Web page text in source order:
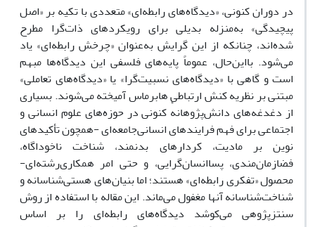
در دوران کنونی، «دیدگاه‌های رابطه‌ای» متعددی با تکیه بر «اصل
پیچیدگی» به‌منزله بدیلی برای رویکردهای ذات‌گرا مطرح
شده‌اند، چنان­که از این گرایش به‌عنوان «چرخش رابطه‌ای» یاد
می‌شود. بااین‌حال، عموماً پایه‌های فلسفی این دیدگاه‌ها مبهم
است و گاهی با «دیدگاه‌های نسبیت‌گرا» یا «دیدگاه‌های تعاملی»
مبتنی بر نظریه کنش ارتباطی هابرماس آمیخته می‌شوند. بسیاری
از دغدغه‌های دانش‌پژوهانهٔ کنونی در حوزه‌های علوم انسانی و
اجتماعی برای فهم فرایندهای انسانی‌جامعه‌ای -همچون تأکیدهای
نوین بر مادیت، کردارهای بدنمند، شناخت ناخوداگاه،
فضازمان‌مندی، پساانسان‌گرایی، و حتی امر همکاری‌رشته‌ای-
محصول «تفکری رابطه‌ای» هستند؛ اما بنیان‌های هستی‌شناسانه و
شناخت‌شناسانه‌ آنها مغفول می‌ماند. این مقاله با استفاده از روش
سنتزپژوهی می‌کوشد دیدگاه‌های رابطه‌ای را بر اساس